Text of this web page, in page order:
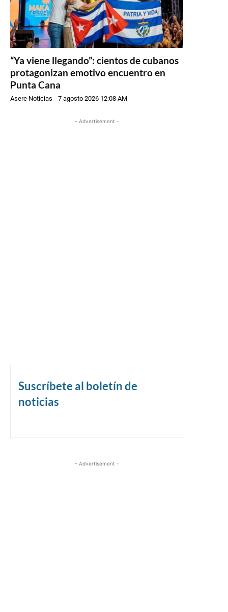
“Ya viene llegando”: cientos de cubanos
protagonizan emotivo encuentro en
Punta Cana
Asere Noticias -7 agosto 2026 12:08 AM
- Advertisement -
Suscríbete al boletín de
noticias
- Advertisement -